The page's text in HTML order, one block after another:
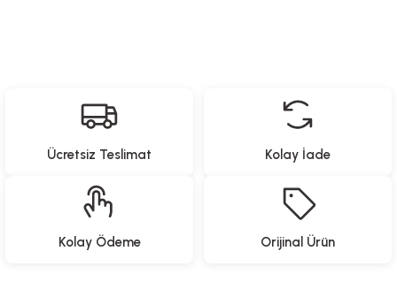
Uzaktan Kumandalı Işıklı Kanatsız Fan - 50 Watt
Ücretsiz Teslimat Kolay İade
Kolay Ödeme Orijinal Ürün